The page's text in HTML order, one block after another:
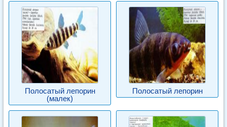
Полосатый лепорин
(малек)
Полосатый лепорин